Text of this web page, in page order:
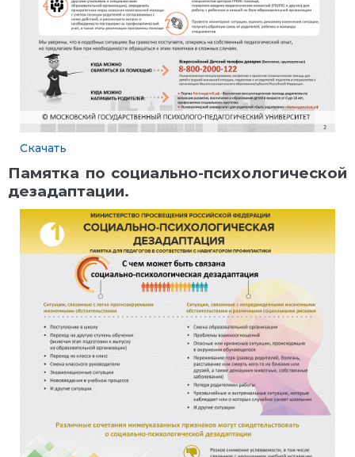
Скачать
Памятка по социально-психологической
дезадаптации.